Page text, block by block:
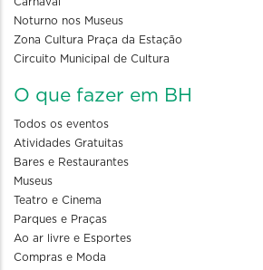
Noturno nos Museus
Zona Cultura Praça da Estação
Circuito Municipal de Cultura
O que fazer em BH
Todos os eventos
Atividades Gratuitas
Bares e Restaurantes
Museus
Teatro e Cinema
Parques e Praças
Ao ar livre e Esportes
Compras e Moda